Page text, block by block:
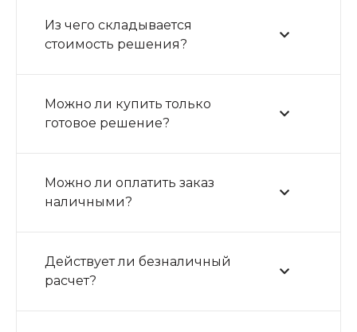
Из чего складывается
стоимость решения?
Можно ли купить только
готовое решение?
Можно ли оплатить заказ
наличными?
Действует ли безналичный
расчет?